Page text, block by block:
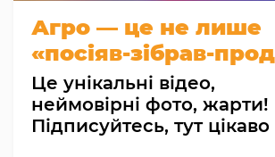
Агро — це не лише
«посіяв-зібрав-
Це унікальні відео,
неймовірні фото, жарти!
Підписуйтесь, тут цікаво